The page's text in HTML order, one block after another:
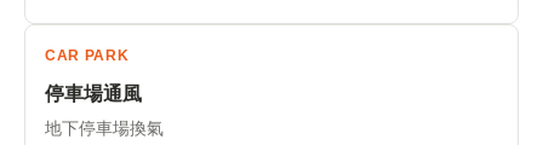
CAR PARK
停車場通風
地下停車場換氣